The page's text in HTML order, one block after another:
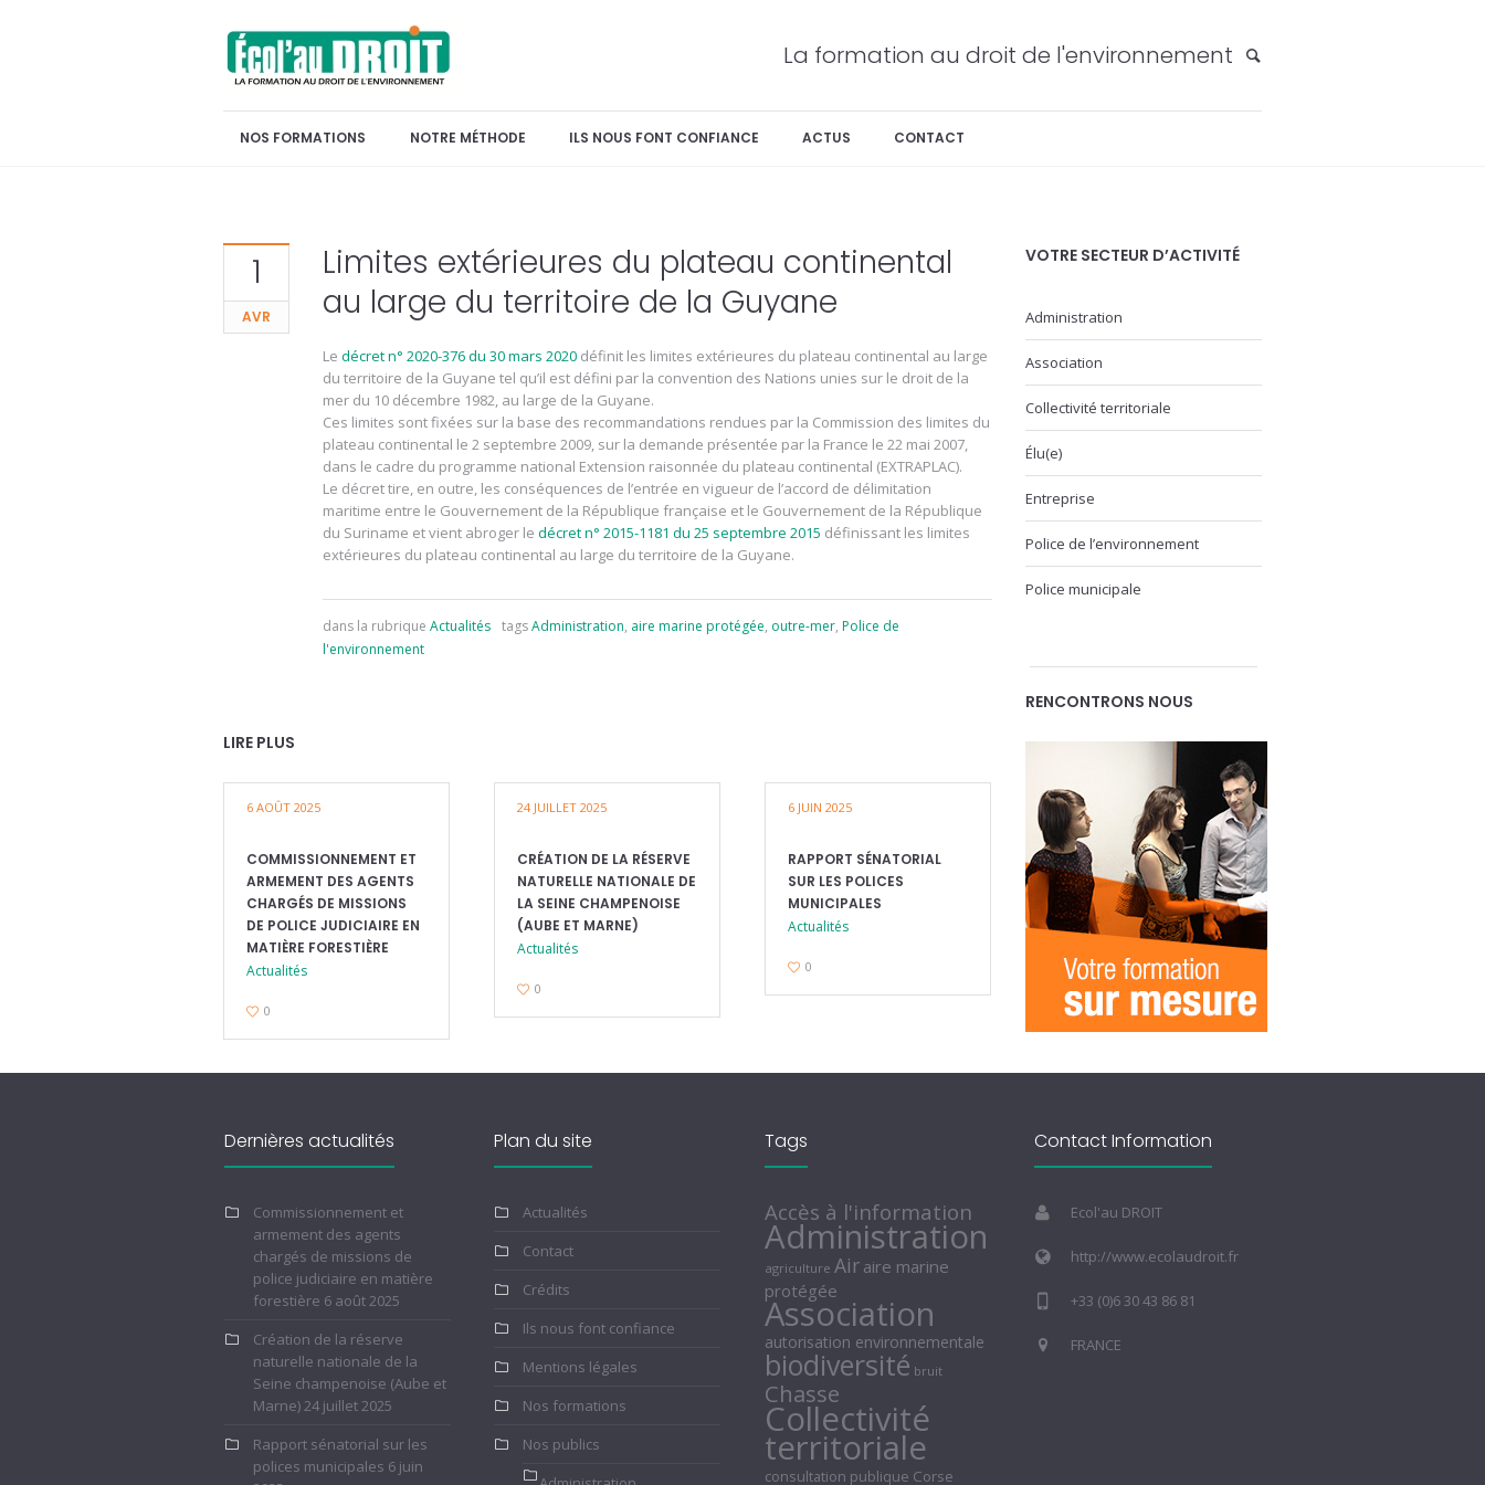
La formation au droit de l'environnement
NOS FORMATIONS NOTRE MÉTHODE ILS NOUS FONT CONFIANCE ACTUS CONTACT
1
AVR
Limites extérieures du plateau continental
au large du territoire de la Guyane
Le décret n° 2020-376 du 30 mars 2020 définit les limites extérieures du plateau continental au large
du territoire de la Guyane tel qu’il est défini par la convention des Nations unies sur le droit de la
mer du 10 décembre 1982, au large de la Guyane.
Ces limites sont fixées sur la base des recommandations rendues par la Commission des limites du
plateau continental le 2 septembre 2009, sur la demande présentée par la France le 22 mai 2007,
dans le cadre du programme national Extension raisonnée du plateau continental (EXTRAPLAC).
Le décret tire, en outre, les conséquences de l’entrée en vigueur de l’accord de délimitation
maritime entre le Gouvernement de la République française et le Gouvernement de la République
du Suriname et vient abroger le décret n° 2015-1181 du 25 septembre 2015 définissant les limites
extérieures du plateau continental au large du territoire de la Guyane.
dans la rubrique Actualités tagsAdministration, aire marine protégée, outre-mer, Police de
l'environnement
LIRE PLUS
6 AOÛT 2025
COMMISSIONNEMENT ET
ARMEMENT DES AGENTS
CHARGÉS DE MISSIONS
DE POLICE JUDICIAIRE EN
MATIÈRE FORESTIÈRE
Actualités
0
24 JUILLET 2025
CRÉATION DE LA RÉSERVE
NATURELLE NATIONALE DE
LA SEINE CHAMPENOISE
(AUBE ET MARNE)
Actualités
0
6 JUIN 2025
RAPPORT SÉNATORIAL
SUR LES POLICES
MUNICIPALES
Actualités
0
VOTRE SECTEUR D’ACTIVITÉ
Administration
Association
Collectivité territoriale
Élu(e)
Entreprise
Police de l’environnement
Police municipale
RENCONTRONS NOUS
Dernières actualités
Commissionnement et
armement des agents
chargés de missions de
police judiciaire en matière
forestière 6 août 2025
Création de la réserve
naturelle nationale de la
Seine champenoise (Aube et
Marne)24 juillet 2025
Rapport sénatorial sur les
polices municipales 6 juin
Plan du site
Actualités
Contact
Crédits
Ils nous font confiance
Mentions légales
Nos formations
Nos publics
Tags
Accès à l'information
Administration
agriculture Air aire marine
protégée
Association
autorisation environnementale
biodiversité bruit
Chasse
Collectivité
territoriale
consultation publique Corse
Contact Information
Ecol'au DROIT
http://www.ecolaudroit.fr
+33 (0)6 30 43 86 81
FRANCE